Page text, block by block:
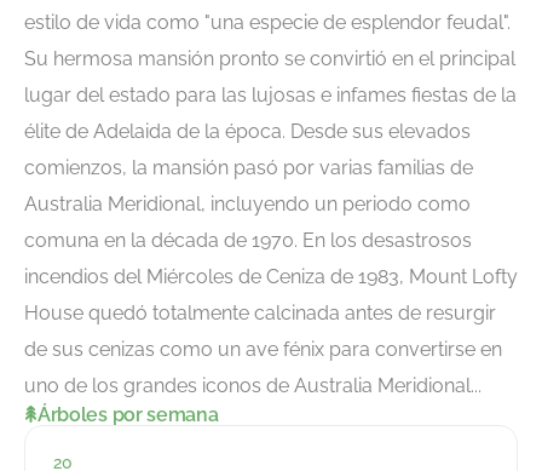
estilo de vida como "una especie de esplendor feudal".
Su hermosa mansión pronto se convirtió en el principal
lugar del estado para las lujosas e infames fiestas de la
élite de Adelaida de la época. Desde sus elevados
comienzos, la mansión pasó por varias familias de
Australia Meridional, incluyendo un periodo como
comuna en la década de 1970. En los desastrosos
incendios del Miércoles de Ceniza de 1983, Mount Lofty
House quedó totalmente calcinada antes de resurgir
de sus cenizas como un ave fénix para convertirse en
uno de los grandes iconos de Australia Meridional...
Árboles por semana